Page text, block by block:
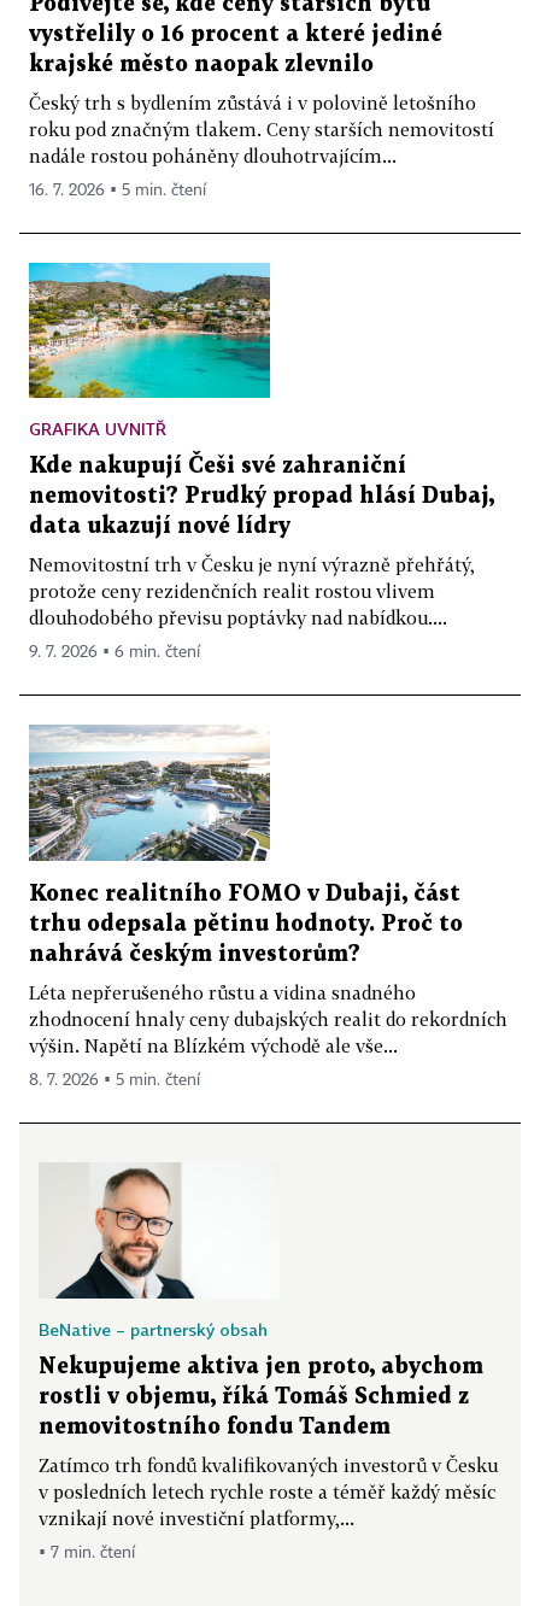
vystřelily o 16 procent a které jediné
krajské město naopak zlevnilo
Český trh s bydlením zůstává i v polovině letošního
roku pod značným tlakem. Ceny starších nemovitostí
nadále rostou poháněny dlouhotrvajícím...
16. 7. 2026 ▪ 5 min. čtení
GRAFIKA UVNITŘ
Kde nakupují Češi své zahraniční
nemovitosti? Prudký propad hlásí Dubaj,
data ukazují nové lídry
Nemovitostní trh v Česku je nyní výrazně přehřátý,
protože ceny rezidenčních realit rostou vlivem
dlouhodobého převisu poptávky nad nabídkou....
9. 7. 2026 ▪ 6 min. čtení
Konec realitního FOMO v Dubaji, část
trhu odepsala pětinu hodnoty. Proč to
nahrává českým investorům?
Léta nepřerušeného růstu a vidina snadného
zhodnocení hnaly ceny dubajských realit do rekordních
výšin. Napětí na Blízkém východě ale vše...
8. 7. 2026 ▪ 5 min. čtení
BeNative – partnerský obsah
Nekupujeme aktiva jen proto, abychom
rostli v objemu, říká Tomáš Schmied z
nemovitostního fondu Tandem
Zatímco trh fondů kvalifikovaných investorů v Česku
v posledních letech rychle roste a téměř každý měsíc
vznikají nové investiční platformy,...
▪ 7 min. čtení